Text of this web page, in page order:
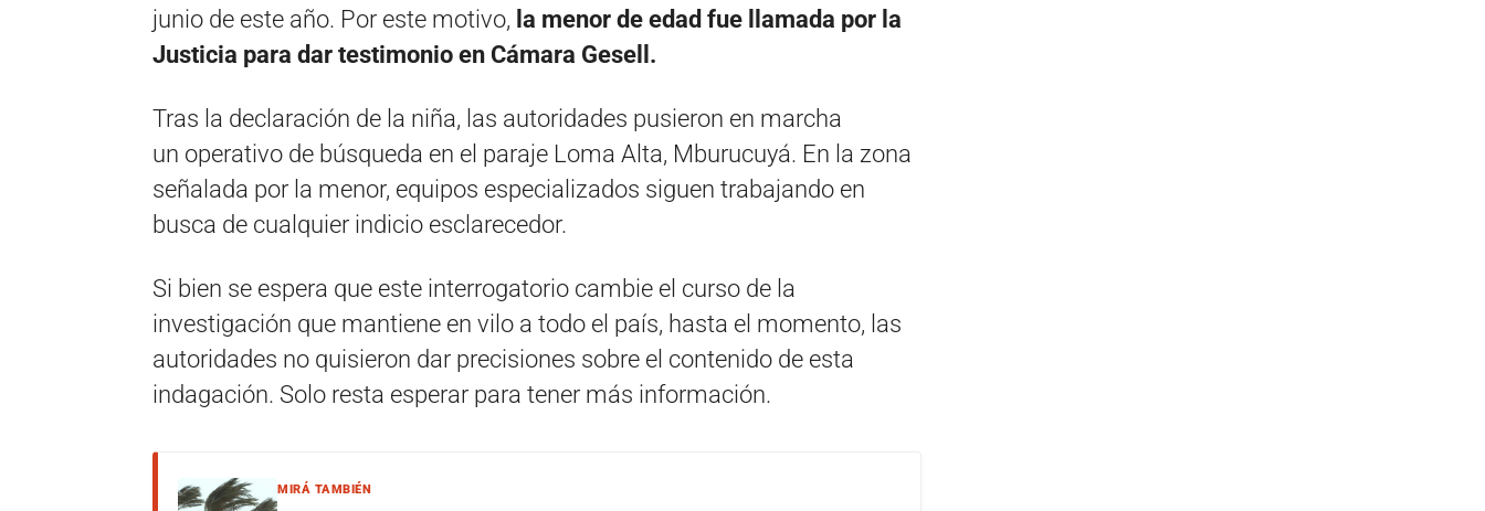
junio de este año. Por este motivo, la menor de edad fue llamada por la
Justicia para dar testimonio en Cámara Gesell.
Tras la declaración de la niña, las autoridades pusieron en marcha
un operativo de búsqueda en el paraje Loma Alta, Mburucuyá. En la zona
señalada por la menor, equipos especializados siguen trabajando en
busca de cualquier indicio esclarecedor.
Si bien se espera que este interrogatorio cambie el curso de la
investigación que mantiene en vilo a todo el país, hasta el momento, las
autoridades no quisieron dar precisiones sobre el contenido de esta
indagación. Solo resta esperar para tener más información.
MIRÁ TAMBIÉN